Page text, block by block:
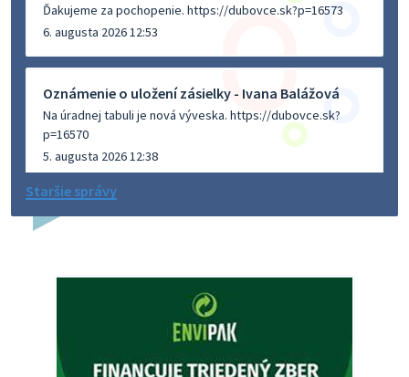
Ďakujeme za pochopenie. https://dubovce.sk?p=16573
6. augusta 2026 12:53
Oznámenie o uložení zásielky - Ivana Balážová
Na úradnej tabuli je nová výveska. https://dubovce.sk?
p=16570
5. augusta 2026 12:38
Dovolenka - MUDr. Marián Sivoň
budeZATVORENÁ z dôvodu čerpania dovolenky. Akútne
prípady bude riešiť MUDr.Fisch…
Staršie správy